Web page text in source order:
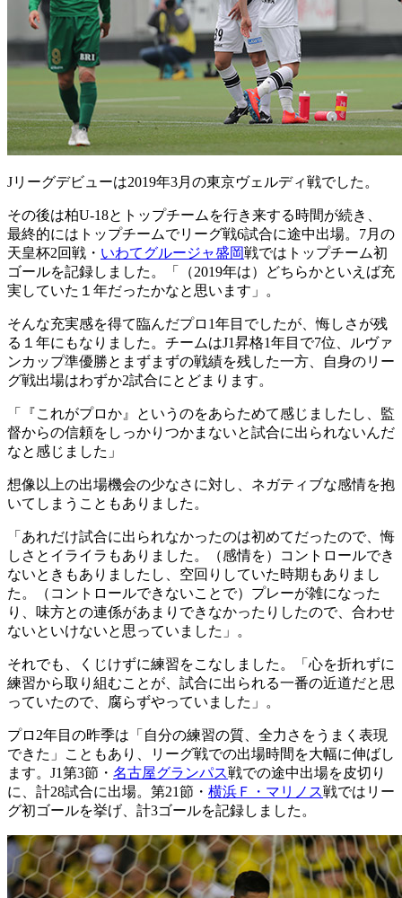
Jリーグデビューは2019年3月の東京ヴェルディ戦でした。
その後は柏U-18とトップチームを行き来する時間が続き、
最終的にはトップチームでリーグ戦6試合に途中出場。7月の
天皇杯2回戦・ いわてグルージャ盛岡戦ではトップチーム初
ゴールを記録しました。「（2019年は）どちらかといえば充
実していた１年だったかなと思います」。
そんな充実感を得て臨んだプロ1年目でしたが、悔しさが残
る１年にもなりました。チームはJ1昇格1年目で7位、ルヴァ
ンカップ準優勝とまずまずの戦績を残した一方、自身のリー
グ戦出場はわずか2試合にとどまります。
「『これがプロか』というのをあらためて感じましたし、監
督からの信頼をしっかりつかまないと試合に出られないんだ
なと感じました」
想像以上の出場機会の少なさに対し、ネガティブな感情を抱
いてしまうこともありました。
「あれだけ試合に出られなかったのは初めてだったので、悔
しさとイライラもありました。（感情を）コントロールでき
ないときもありましたし、空回りしていた時期もありまし
た。（コントロールできないことで）プレーが雑になった
り、味方との連係があまりできなかったりしたので、合わせ
ないといけないと思っていました」。
それでも、くじけずに練習をこなしました。「心を折れずに
練習から取り組むことが、試合に出られる一番の近道だと思
っていたので、腐らずやっていました」。
プロ2年目の昨季は「自分の練習の質、全力さをうまく表現
できた」こともあり、リーグ戦での出場時間を大幅に伸ばし
ます。J1第3節・ 名古屋グランパス戦での途中出場を皮切り
に、計28試合に出場。第21節・ 横浜Ｆ・マリノス戦ではリー
グ初ゴールを挙げ、計3ゴールを記録しました。